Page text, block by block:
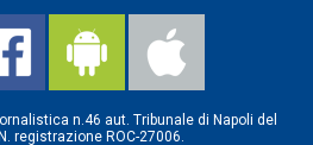
n.46 aut. Tribunale di Napoli del
registrazione ROC-27006.